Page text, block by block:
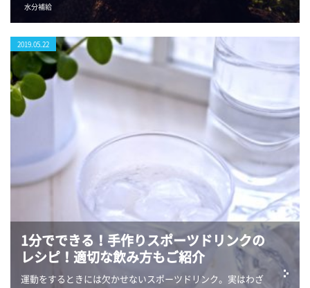
水分補給
2019.05.22
1分でできる！手作りスポーツドリンクの
レシピ！適切な飲み方もご紹介
運動をするときには欠かせないスポーツドリンク。実はわざ